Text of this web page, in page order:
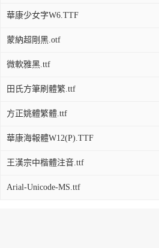
華康少女字W6.TTF
蒙納超剛黑.otf
微軟雅黑.ttf
田氏方筆刷體繁.ttf
方正姚體繁體.ttf
華康海報體W12(P).TTF
王漢宗中楷體注音.ttf
Arial-Unicode-MS.ttf